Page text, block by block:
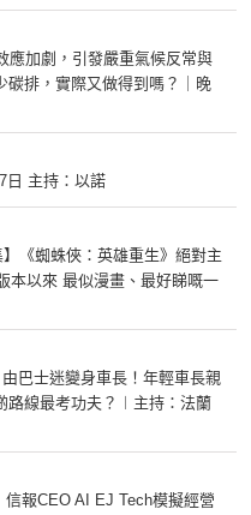
應加劇，引發嚴重氣候反常與
碳排，實際又做得到嗎？｜晚
日 主持：以諾
】《蜘蛛俠：英雄重生》絕對主
本以來 最似漫畫、最好睇嘅一
由巴士迷變身車長！年輕車長親
路線最考功夫？︱主持：法蘭
信報CEO AI EJ Tech模擬經營